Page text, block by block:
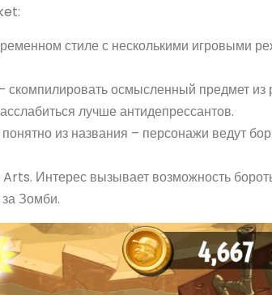
стиле с несколькими игровыми
осмысленный предмет из
лучше антидепрессантов.
из названия – персонажи ведут
Интерес вызывает возможность
Зомби.